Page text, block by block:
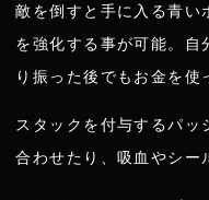
敵を倒すと手に入る青い
を強化する事が可能。自
り振った後でもお金を使
スタックを付与するパッ
合わせたり、吸血やシー